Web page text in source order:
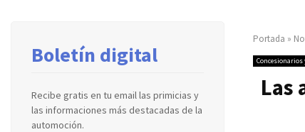
Portada »
Las
Boletín digital
Recibe gratis en tu email las primicias y
las informaciones más destacadas de la
automoción.